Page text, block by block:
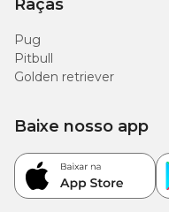
Raças
Pug
Pitbull
Golden retriever
Baixe nosso app